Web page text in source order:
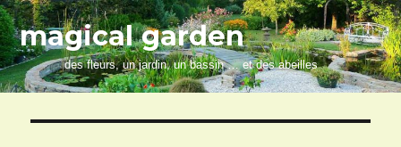
magical garden
des fleurs, un jardin, un bassin … et des abeilles